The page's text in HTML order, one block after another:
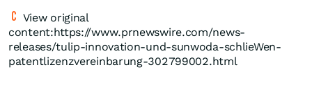
View original
content:https://www.prnewswire.com/news-
releases/tulip-innovation-und-sunwoda-schlieWen-
patentlizenzvereinbarung-302799002.html